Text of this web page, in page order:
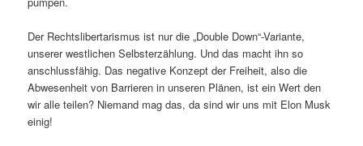
Der Rechtslibertarismus ist nur die „Double Down“-Variante,
unserer westlichen Selbsterzählung. Und das macht ihn so
anschlussfähig. Das negative Konzept der Freiheit, also die
Abwesenheit von Barrieren in unseren Plänen, ist ein Wert den
wir alle teilen? Niemand mag das, da sind wir uns mit Elon Musk
einig!